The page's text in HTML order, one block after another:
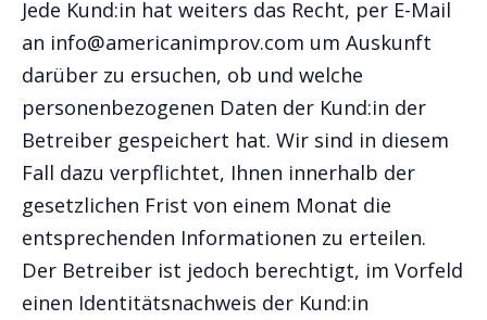
Jede Kund:in hat weiters das Recht, per E-Mail
an info@americanimprov.com um Auskunft
darüber zu ersuchen, ob und welche
personenbezogenen Daten der Kund:in der
Betreiber gespeichert hat. Wir sind in diesem
Fall dazu verpflichtet, Ihnen innerhalb der
gesetzlichen Frist von einem Monat die
entsprechenden Informationen zu erteilen.
Der Betreiber ist jedoch berechtigt, im Vorfeld
einen Identitätsnachweis der Kund:in